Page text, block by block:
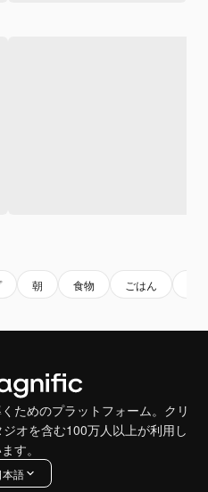
朝 食物 ごはん
ためのプラットフォーム。クリ
オを含む100万人以上が利用し
す。
本語